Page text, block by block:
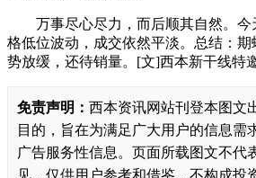
万事尽心尽力，而后顺其自然。
格低位波动，成交依然平淡。总结：
势放缓，还待销量。[文]西本新干线特
免责声明： 西本资讯网站刊登本图文
目的，旨在为满足广大用户的信息需
广告服务性信息。页面所载图文不代